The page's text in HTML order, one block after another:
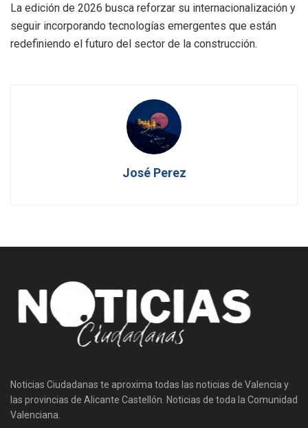
La edición de 2026 busca reforzar su internacionalización y
seguir incorporando tecnologías emergentes que están
redefiniendo el futuro del sector de la construcción.
José Perez
Noticias Ciudadanas te aproxima todas las noticias de Valencia y
las provincias de Alicante Castellón. Noticias de toda la Comunidad
Valenciana.